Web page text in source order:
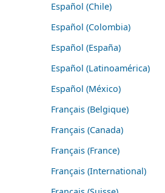
Español (Chile)
Español (Colombia)
Español (España)
Español (Latinoamérica)
Español (México)
Français (Belgique)
Français (Canada)
Français (France)
Français (International)